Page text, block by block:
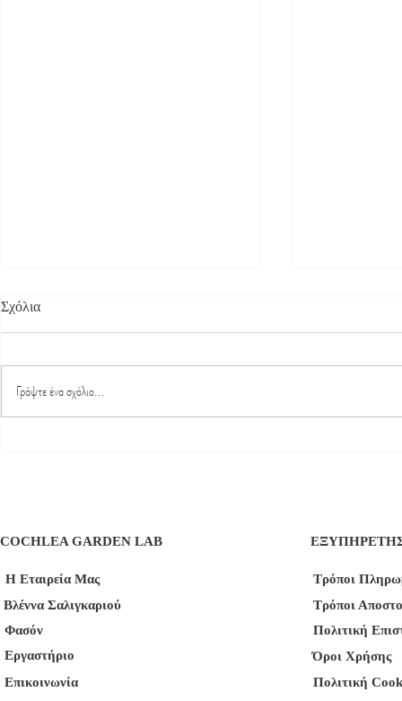
Σχόλια
Γράψτε ένα σχόλιο...
COCHLEA GARDEN LAB
Η Εταιρεία Μας
Βλέννα Σαλιγκαριού
Φασόν
Εργαστήριο
Επικοινωνία
Τρόποι
Τρόποι
Πολιτική
Όροι Χρήσης
Πολιτική